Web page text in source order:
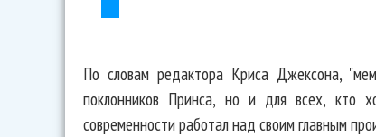
По словам редактора Криса Джексона,
поклонников Принса, но и для всех, кто
современности работал над своим главным